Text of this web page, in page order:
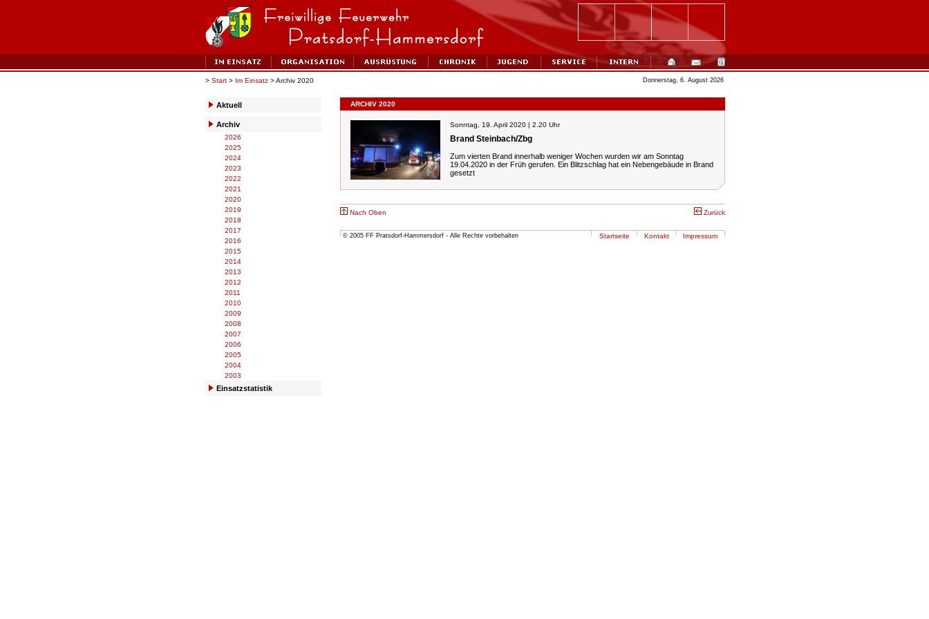
> Start > Im Einsatz > Archiv 2020 Donnerstag, 6. August 2026
Aktuell
Archiv
2026
2025
2024
2023
2022
2021
2020
2019
2018
2017
2016
2015
2014
2013
2012
2011
2010
2009
2008
2007
2006
2005
2004
2003
Einsatzstatistik
ARCHIV 2020
Sonntag, 19. April 2020 | 2.20 Uhr
Brand Steinbach/Zbg
Zum vierten Brand innerhalb weniger Wochen wurden wir am Sonntag
19.04.2020 in der Früh gerufen. Ein Blitzschlag hat ein Nebengebäude in Brand
gesetzt
Nach Oben Zurück
© 2005 FF Pratsdorf-Hammersdorf - Alle Rechte vorbehalten Startseite Kontakt Impressum